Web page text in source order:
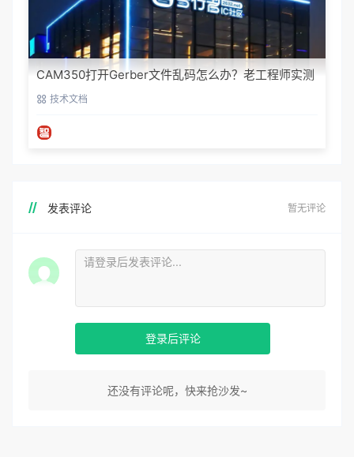
CAM350打开Gerber文件乱码怎么办？老工程师实测
避坑指南
技术文档
发表评论 暂无评论
登录后评论
还没有评论呢，快来抢沙发~